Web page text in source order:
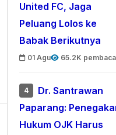
United FC, Jaga
Peluang Lolos ke
Babak Berikutnya
01 Agu 65.2K pembaca
4
Dr. Santrawan
Paparang:
Hukum OJK Harus